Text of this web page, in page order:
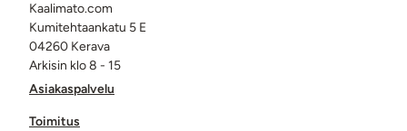
Asiakaspalvelu
Toimitus
Kaalimato.com
Kumitehtaankatu 5 E
04260 Kerava
Arkisin klo 8 - 15